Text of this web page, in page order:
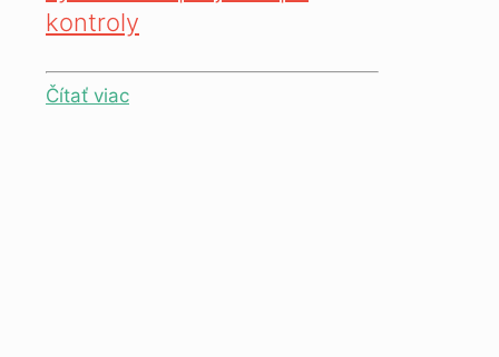
kontroly
Čítať viac